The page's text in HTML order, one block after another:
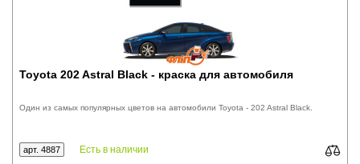
Toyota 202 Astral Black - краска для автомобиля
Один из самых популярных цветов на автомобили Toyota - 202 Astral Black.
арт. 4887 Есть в наличии